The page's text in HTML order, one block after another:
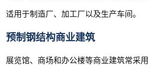
适用于制造厂、加工厂以及生产车间。
预制钢结构商业建筑
展览馆、商场和办公楼等商业建筑常采用